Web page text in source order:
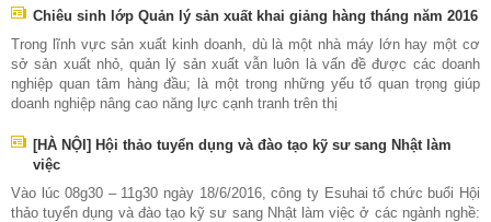
Chiêu sinh lớp Quản lý sản xuất khai giảng hàng tháng năm 2016
Trong lĩnh vực sản xuất kinh doanh, dù là một nhà máy lớn hay một cơ
sở sản xuất nhỏ, quản lý sản xuất vẫn luôn là vấn đề được các doanh
nghiệp quan tâm hàng đầu; là một trong những yếu tố quan trọng giúp
doanh nghiệp nâng cao năng lực cạnh tranh trên thị
[HÀ NỘI] Hội thảo tuyển dụng và đào tạo kỹ sư sang Nhật làm
việc
Vào lúc 08g30 – 11g30 ngày 18/6/2016, công ty Esuhai tổ chức buổi Hội
thảo tuyển dụng và đào tạo kỹ sư sang Nhật làm việc ở các ngành nghề: